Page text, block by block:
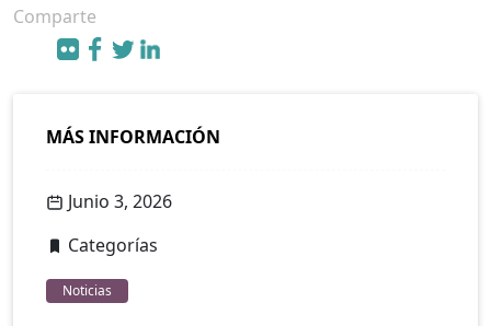
Comparte
MÁS INFORMACIÓN
Junio 3, 2026
Categorías
Noticias